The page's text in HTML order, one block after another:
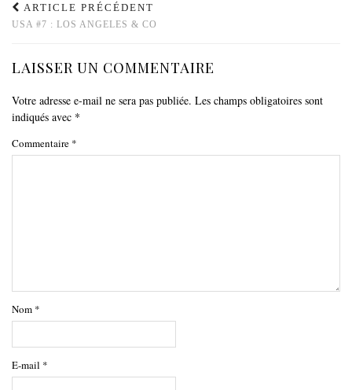
ARTICLE PRÉCÉDENT
USA #7 : LOS ANGELES & CO
LAISSER UN COMMENTAIRE
Votre adresse e-mail ne sera pas publiée. Les champs obligatoires sont
indiqués avec *
Commentaire *
Nom *
E-mail *